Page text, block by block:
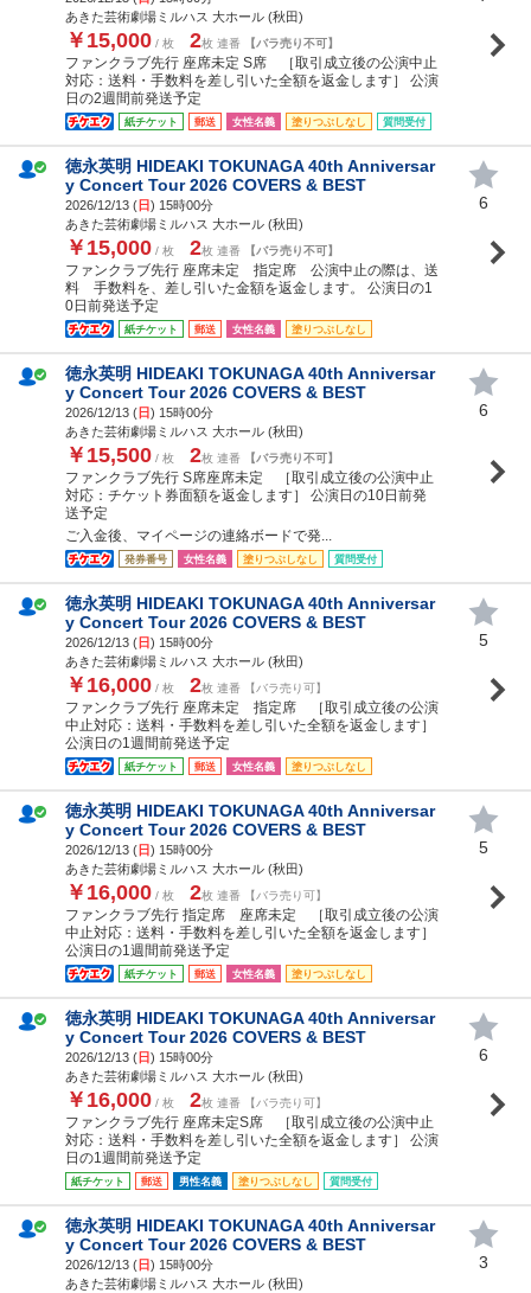
あきた芸術劇場ミルハス 大ホール (秋田)
￥15,000 / 枚 2枚 連番 【バラ売り不可】
ファンクラブ先行 座席未定 S席 ［取引成立後の公演中止
対応：送料・手数料を差し引いた全額を返金します］ 公演
日の2週間前発送予定
紙チケット 郵送 女性名義 塗りつぶしなし 質問受付
徳永英明 HIDEAKI TOKUNAGA 40th Anniversar
y Concert Tour 2026 COVERS & BEST
2026/12/13 (日) 15時00分
あきた芸術劇場ミルハス 大ホール (秋田)
￥15,000 / 枚 2枚 連番 【バラ売り不可】
ファンクラブ先行 座席未定 指定席 公演中止の際は、送
料 手数料を、差し引いた金額を返金します。 公演日の1
0日前発送予定
紙チケット 郵送 女性名義 塗りつぶしなし
6
徳永英明 HIDEAKI TOKUNAGA 40th Anniversar
y Concert Tour 2026 COVERS & BEST
2026/12/13 (日) 15時00分
あきた芸術劇場ミルハス 大ホール (秋田)
￥15,500 / 枚 2枚 連番 【バラ売り不可】
ファンクラブ先行 S席座席未定 ［取引成立後の公演中止
対応：チケット券面額を返金します］ 公演日の10日前発
送予定
ご入金後、マイページの連絡ボードで発...
発券番号 女性名義 塗りつぶしなし 質問受付
6
徳永英明 HIDEAKI TOKUNAGA 40th Anniversar
y Concert Tour 2026 COVERS & BEST
2026/12/13 (日) 15時00分
あきた芸術劇場ミルハス 大ホール (秋田)
￥16,000 / 枚 2枚 連番 【バラ売り可】
ファンクラブ先行 座席未定 指定席 ［取引成立後の公演
中止対応：送料・手数料を差し引いた全額を返金します］
公演日の1週間前発送予定
紙チケット 郵送 女性名義 塗りつぶしなし
5
徳永英明 HIDEAKI TOKUNAGA 40th Anniversar
y Concert Tour 2026 COVERS & BEST
2026/12/13 (日) 15時00分
あきた芸術劇場ミルハス 大ホール (秋田)
￥16,000 / 枚 2枚 連番 【バラ売り可】
ファンクラブ先行 指定席 座席未定 ［取引成立後の公演
中止対応：送料・手数料を差し引いた全額を返金します］
公演日の1週間前発送予定
紙チケット 郵送 女性名義 塗りつぶしなし
5
徳永英明 HIDEAKI TOKUNAGA 40th Anniversar
y Concert Tour 2026 COVERS & BEST
2026/12/13 (日) 15時00分
あきた芸術劇場ミルハス 大ホール (秋田)
￥16,000 / 枚 2枚 連番 【バラ売り可】
ファンクラブ先行 座席未定S席 ［取引成立後の公演中止
対応：送料・手数料を差し引いた全額を返金します］ 公演
日の1週間前発送予定
紙チケット 郵送 男性名義 塗りつぶしなし 質問受付
6
徳永英明 HIDEAKI TOKUNAGA 40th Anniversar
y Concert Tour 2026 COVERS & BEST
2026/12/13 (日) 15時00分
あきた芸術劇場ミルハス 大ホール (秋田)
3